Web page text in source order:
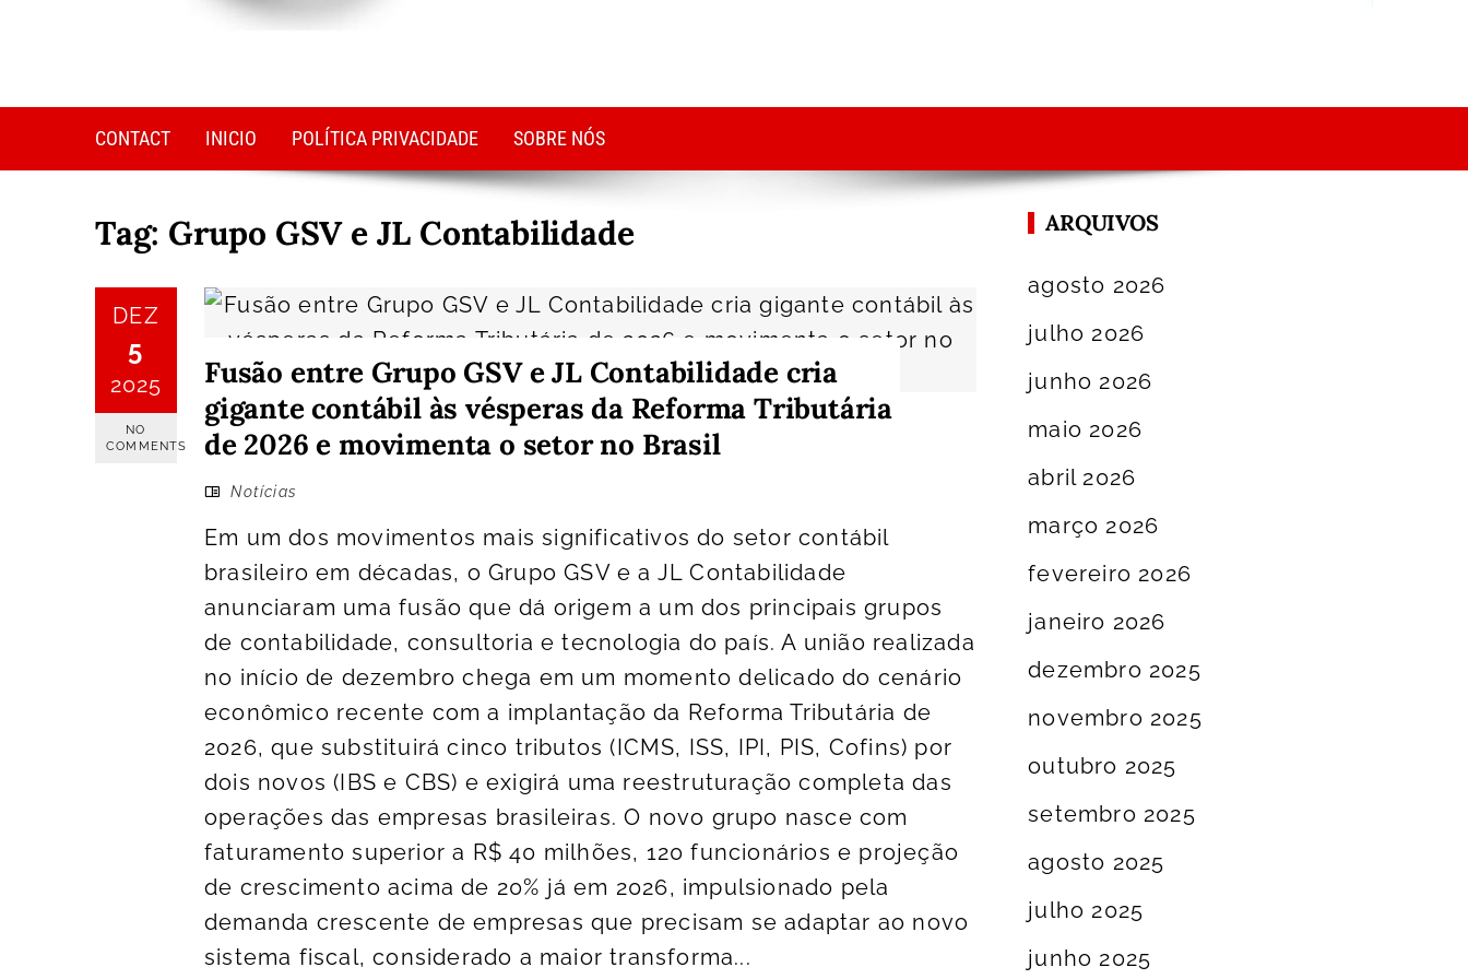
CONTACT INICIO POLÍTICA PRIVACIDADE SOBRE NÓS
Tag: Grupo GSV e JL Contabilidade
DEZ
5
2025
NO
COMMENTS
Fusão entre Grupo GSV e JL Contabilidade cria
gigante contábil às vésperas da Reforma Tributária
de 2026 e movimenta o setor no Brasil
Notícias
Em um dos movimentos mais significativos do setor contábil
brasileiro em décadas, o Grupo GSV e a JL Contabilidade
anunciaram uma fusão que dá origem a um dos principais grupos
de contabilidade, consultoria e tecnologia do país. A união realizada
no início de dezembro chega em um momento delicado do cenário
econômico recente com a implantação da Reforma Tributária de
2026, que substituirá cinco tributos (ICMS, ISS, IPI, PIS, Cofins) por
dois novos (IBS e CBS) e exigirá uma reestruturação completa das
operações das empresas brasileiras. O novo grupo nasce com
faturamento superior a R$ 40 milhões, 120 funcionários e projeção
de crescimento acima de 20% já em 2026, impulsionado pela
demanda crescente de empresas que precisam se adaptar ao novo
sistema fiscal, considerado a maior transforma...
ARQUIVOS
agosto 2026
julho 2026
junho 2026
maio 2026
abril 2026
março 2026
fevereiro 2026
janeiro 2026
dezembro 2025
novembro 2025
outubro 2025
setembro 2025
agosto 2025
julho 2025
junho 2025